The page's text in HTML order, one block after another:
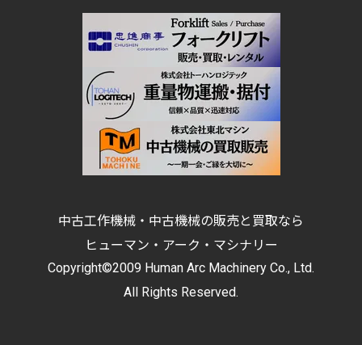
中古工作機械・中古機械の販売と買取なら
ヒューマン・アーク・マシナリー
Copyright©2009 Human Arc Machinery Co., Ltd.
All Rights Reserved.